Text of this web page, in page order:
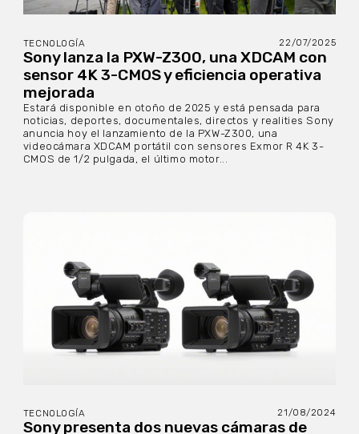
TECNOLOGÍA 22/07/2025
Sony lanza la PXW-Z300, una XDCAM con
sensor 4K 3-CMOS y eficiencia operativa
mejorada
Estará disponible en otoño de 2025 y está pensada para
noticias, deportes, documentales, directos y realities Sony
anuncia hoy el lanzamiento de la PXW-Z300, una
videocámara XDCAM portátil con sensores Exmor R 4K 3-
CMOS de 1/2 pulgada, el último motor...
TECNOLOGÍA 21/08/2024
Sony presenta dos nuevas cámaras de